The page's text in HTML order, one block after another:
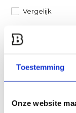
Toestemming
Onze website
Vergelijk
Heb je een
Stuur ons een